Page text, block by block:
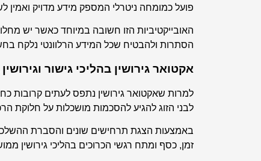
פועל כמומחה ניטרלי המספק מידע מדויק ואמין
האובייקטיביות הזו חשובה במיוחד כאשר יש
הסתרות ולהבטיח שכל המידע הרלוונטי נלקח
אקטואר גירושין בהליכי גישור
למרות שאקטואר גירושין נתפס לעתים קרובות
לבני הזוג להגיע להסכמות מושכלות על חלוקת
באמצעות הצגת תרחישים שונים והסברת ההשלכות
זמן, כסף ומתח רגשי הכרוכים בהליכי גירושין